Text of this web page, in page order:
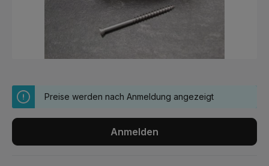
Preise werden nach Anmeldung angezeigt
Anmelden